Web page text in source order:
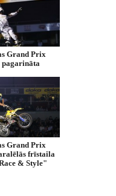
Grand Prix
pagarināta
Grand Prix
frīstaila
& Style"